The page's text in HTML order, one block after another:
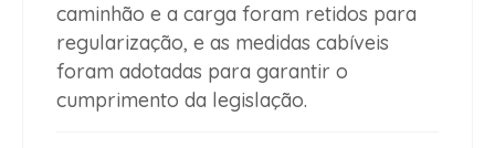
caminhão e a carga foram retidos para
regularização, e as medidas cabíveis
foram adotadas para garantir o
cumprimento da legislação.